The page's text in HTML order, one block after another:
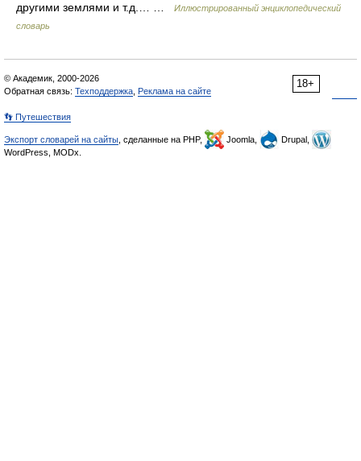
другими землями и т.д.… …
Иллюстрированный энциклопедический
словарь
18+
© Академик, 2000-2026
Обратная связь: Техподдержка Реклама на сайте
👣 Путешествия
Экспорт словарей на сайты , сделанные на PHP, Joomla,
Drupal,
WordPress, MODx.